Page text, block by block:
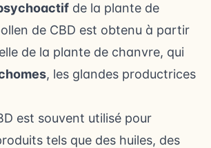
de la plante de
de CBD est obtenu à partir
de la plante de chanvre, qui
, les glandes productrices
est souvent utilisé pour
tels que des huiles, des